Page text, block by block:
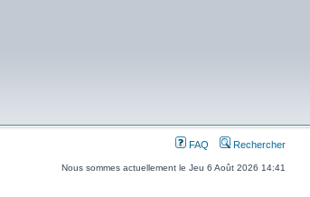
FAQ Rechercher
Nous sommes actuellement le Jeu 6 Août 2026 14:41